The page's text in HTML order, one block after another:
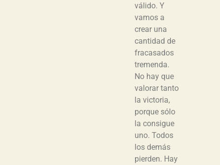
válido. Y
vamos a
crear una
cantidad de
fracasados
tremenda.
No hay que
valorar tanto
la victoria,
porque sólo
la consigue
uno. Todos
los demás
pierden. Hay